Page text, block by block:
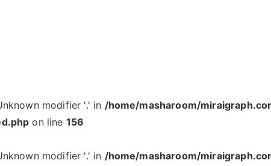
modifier '.' in /home/masharoom/
on line 156
modifier '.' in /home/masharoom/